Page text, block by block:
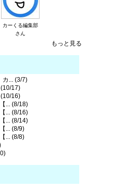
カーくる編集部
さん
もっと見る
カ... (3/7)
17)
16)
... (8/18)
... (8/16)
... (8/14)
... (8/9)
... (8/8)